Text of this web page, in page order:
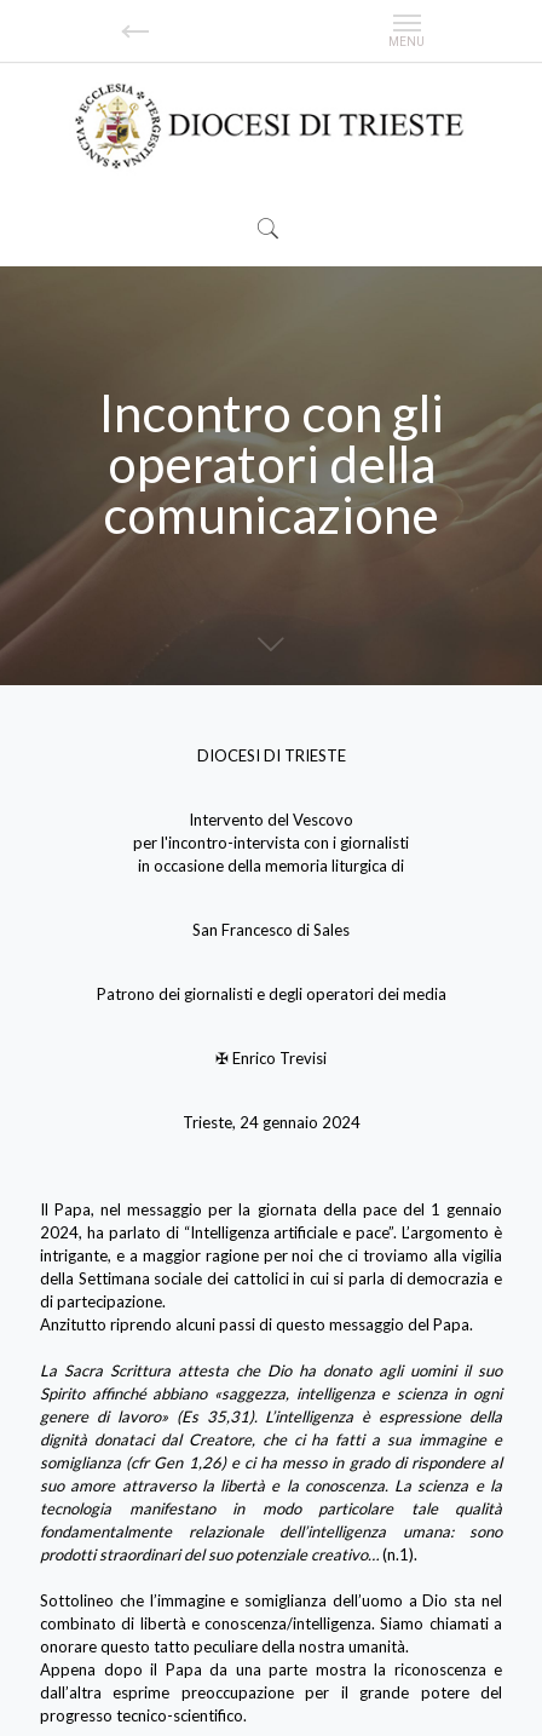
Incontro con gli
operatori della
comunicazione
DIOCESI DI TRIESTE
Intervento del Vescovo
per l'incontro-intervista con i giornalisti
in occasione della memoria liturgica di
San Francesco di Sales
Patrono dei giornalisti e degli operatori dei media
✠ Enrico Trevisi
Trieste, 24 gennaio 2024
Il Papa, nel messaggio per la giornata della pace del 1 gennaio
2024, ha parlato di “Intelligenza artificiale e pace”. L’argomento è
intrigante, e a maggior ragione per noi che ci troviamo alla vigilia
della Settimana sociale dei cattolici in cui si parla di democrazia e
di partecipazione.
Anzitutto riprendo alcuni passi di questo messaggio del Papa.
La Sacra Scrittura attesta che Dio ha donato agli uomini il suo
Spirito affinché abbiano «saggezza, intelligenza e scienza in ogni
genere di lavoro» (Es 35,31). L’intelligenza è espressione della
dignità donataci dal Creatore, che ci ha fatti a sua immagine e
somiglianza (cfr Gen 1,26) e ci ha messo in grado di rispondere al
suo amore attraverso la libertà e la conoscenza. La scienza e la
tecnologia manifestano in modo particolare tale qualità
fondamentalmente relazionale dell’intelligenza umana: sono
prodotti straordinari del suo potenziale creativo…(n.1).
Sottolineo che l’immagine e somiglianza dell’uomo a Dio sta nel
combinato di libertà e conoscenza/intelligenza. Siamo chiamati a
onorare questo tatto peculiare della nostra umanità.
Appena dopo il Papa da una parte mostra la riconoscenza e
dall’altra esprime preoccupazione per il grande potere del
progresso tecnico-scientifico.